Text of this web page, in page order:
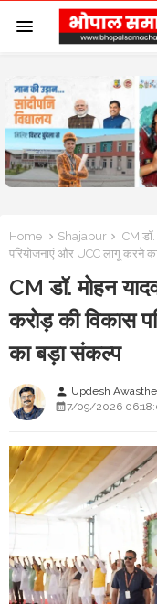
Home Shajapur
CM
परियोजनाएं और UCC लागू करने
CM डॉ. मोहन
करोड़ की विकास
का बड़ा संकल्प
person Updesh
7/09/2026